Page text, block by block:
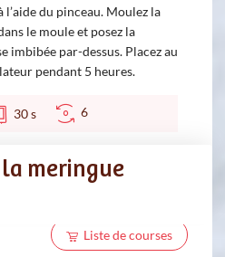
l’aide du pinceau. Moulez la
le moule et posez la
imbibée par-dessus. Placez au
pendant 5 heures.
30s 6
meringue
Liste de courses